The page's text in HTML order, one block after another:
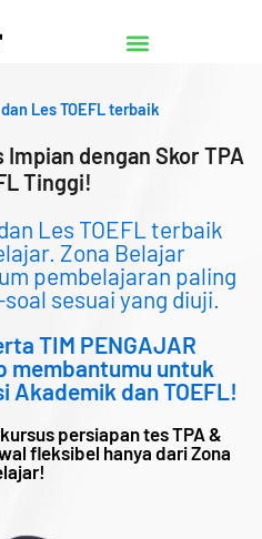
Les TOEFL terbaik
dengan Skor TPA
Tinggi!
Les TOEFL terbaik
Zona Belajar
pembelajaran paling
sesuai yang diuji.
TIM PENGAJAR
membantumu untuk
Akademik dan TOEFL!
persiapan tes TPA &
fleksibel hanya dari Zona